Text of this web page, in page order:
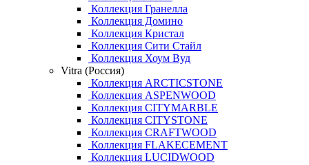
Коллекция Гранелла
Коллекция Домино
Коллекция Кристал
Коллекция Сити Стайл
Коллекция Хоум Вуд
Vitra (Россия)
Коллекция ARCTICSTONE
Коллекция ASPENWOOD
Коллекция CITYMARBLE
Коллекция CITYSTONE
Коллекция CRAFTWOOD
Коллекция FLAKECEMENT
Коллекция LUCIDWOOD